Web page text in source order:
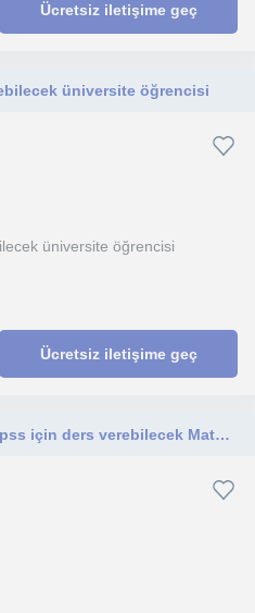
Ücretsiz iletişime geç
üniversite öğrencisi
üniversite öğrencisi
Ücretsiz iletişime geç
LGS,TYT,AYT,DGS,önlisans kpss için ders verebilecek Matematik öğretmeni